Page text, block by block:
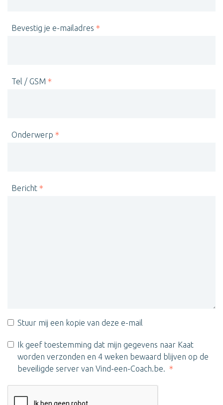
Bevestig je e-mailadres
Tel / GSM
Onderwerp
Bericht
Stuur mij een kopie van deze e-mail
Ik geef toestemming dat mijn gegevens naar Kaat
worden verzonden en 4 weken bewaard blijven op de
beveiligde server van Vind-een-Coach.be.